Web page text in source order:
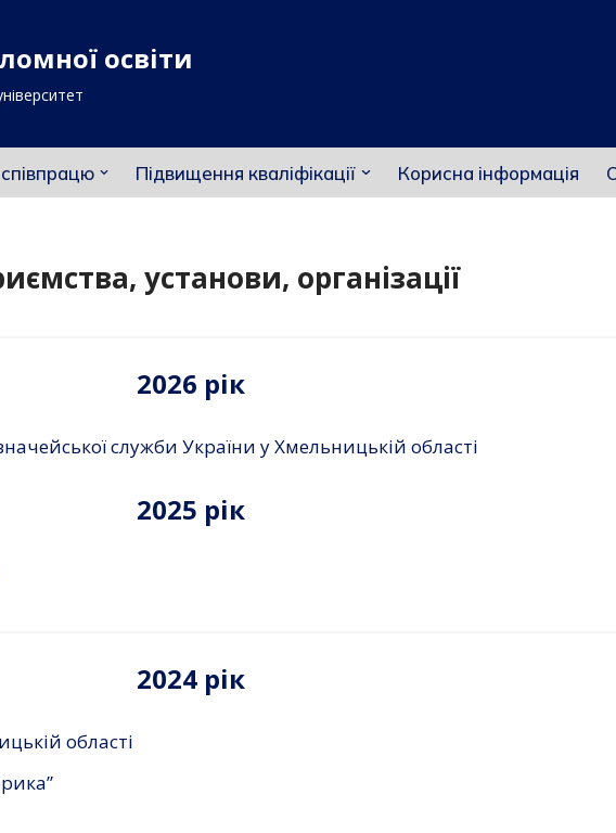
освіти
Підвищення кваліфікації Корисна інформація
установи, організації
2026 рік
служби України у Хмельницькій області
2025 рік
2024 рік
області